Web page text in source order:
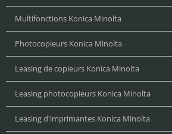
Multifonctions Konica Minolta
Photocopieurs Konica Minolta
Leasing de copieurs Konica Minolta
Leasing photocopieurs Konica Minolta
Leasing d'imprimantes Konica Minolta